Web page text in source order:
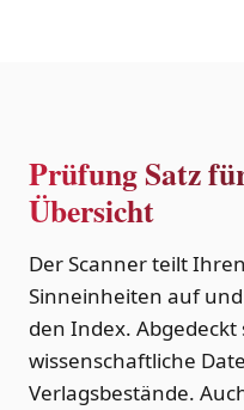
Prüfung Satz
Übersicht
Der Scanner teilt
Sinneinheiten auf
den Index.
wissenschaftliche
Verlagsbestände.